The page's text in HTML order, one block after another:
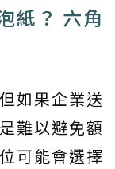
紙？ 六角
如果企業送
難以避免額
可能會選擇